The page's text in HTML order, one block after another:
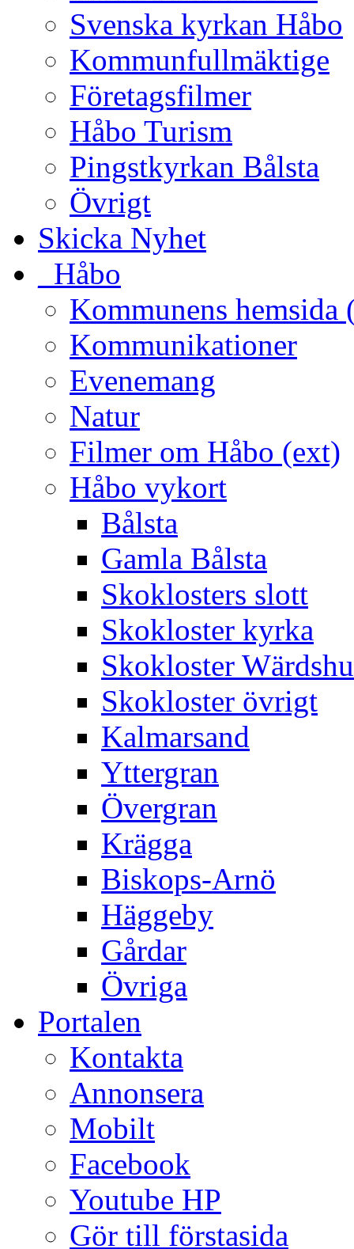
Svenska kyrkan Håbo
Kommunfullmäktige
Företagsfilmer
Håbo Turism
Pingstkyrkan Bålsta
Övrigt
Skicka Nyhet
_Håbo
Kommunens hemsida
Kommunikationer
Evenemang
Natur
Filmer om Håbo (ext)
Håbo vykort
Bålsta
Gamla Bålsta
Skoklosters slott
Skokloster kyrka
Skokloster
Skokloster övrigt
Kalmarsand
Yttergran
Övergran
Krägga
Biskops-Arnö
Häggeby
Gårdar
Övriga
Portalen
Kontakta
Annonsera
Mobilt
Facebook
Youtube HP
Gör till förstasida